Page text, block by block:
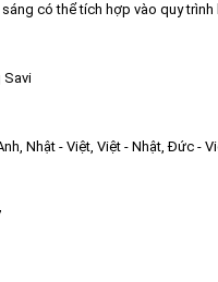
có thể tích hợp vào quy trình
Savi
Nhật - Việt, Việt - Nhật, Đức -